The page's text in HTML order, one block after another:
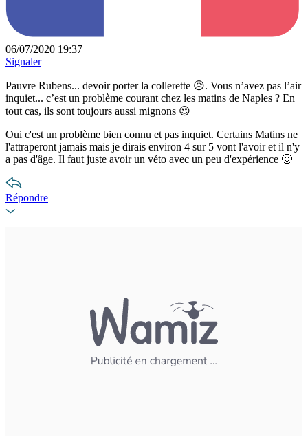
06/07/2020 19:37
Signaler
Pauvre Rubens... devoir porter la collerette 😥. Vous n’avez pas l’air
inquiet... c’est un problème courant chez les matins de Naples ? En
tout cas, ils sont toujours aussi mignons 😍
Oui c'est un problème bien connu et pas inquiet. Certains Matins ne
l'attraperont jamais mais je dirais environ 4 sur 5 vont l'avoir et il n'y
a pas d'âge. Il faut juste avoir un véto avec un peu d'expérience 🙂
Répondre